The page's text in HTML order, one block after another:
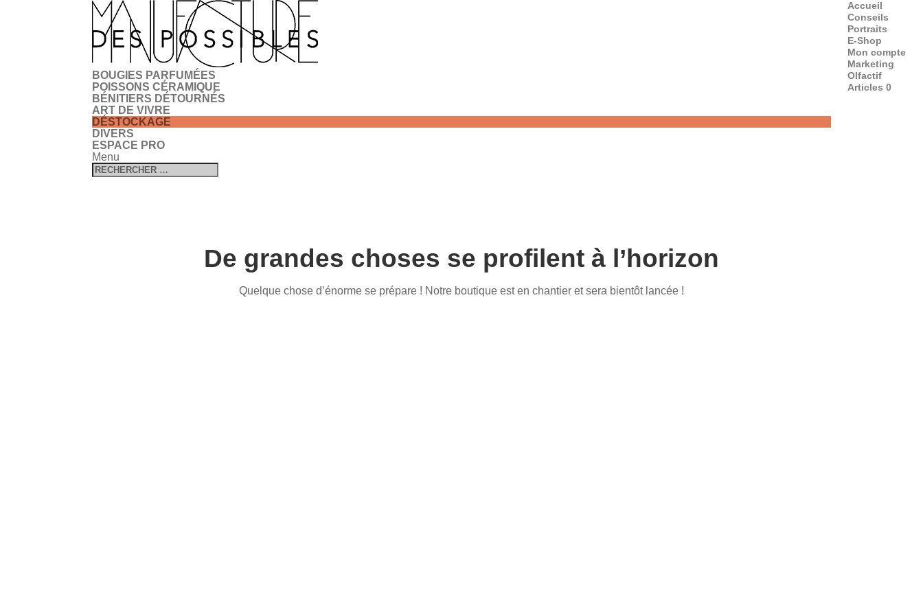
Accueil
Conseils
Portraits
E-Shop
Mon compte
Marketing
Olfactif
Articles 0
BOUGIES PARFUMÉES
POISSONS CÉRAMIQUE
BÉNITIERS DÉTOURNÉS
ART DE VIVRE
DÉSTOCKAGE
DIVERS
ESPACE PRO
Menu
De grandes choses se profilent à l’horizon
Quelque chose d’énorme se prépare ! Notre boutique est en chantier et sera bientôt lancée !